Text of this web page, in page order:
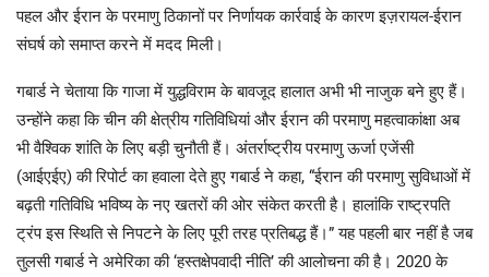
पहल और ईरान के परमाणु ठिकानों पर निर्णायक कार्रवाई के कारण इज़रायल-ईरान
संघर्ष को समाप्त करने में मदद मिली।
गबार्ड ने चेताया कि गाजा में युद्धविराम के बावजूद हालात अभी भी नाजुक बने हुए हैं।
उन्होंने कहा कि चीन की क्षेत्रीय गतिविधियां और ईरान की परमाणु महत्वाकांक्षा अब
भी वैश्विक शांति के लिए बड़ी चुनौती हैं। अंतर्राष्ट्रीय परमाणु ऊर्जा एजेंसी
(आईएईए) की रिपोर्ट का हवाला देते हुए गबार्ड ने कहा, “ईरान की परमाणु सुविधाओं में
बढ़ती गतिविधि भविष्य के नए खतरों की ओर संकेत करती है। हालांकि राष्ट्रपति
ट्रंप इस स्थिति से निपटने के लिए पूरी तरह प्रतिबद्ध हैं।” यह पहली बार नहीं है जब
तुलसी गबार्ड ने अमेरिका की ‘हस्तक्षेपवादी नीति’ की आलोचना की है। 2020 के